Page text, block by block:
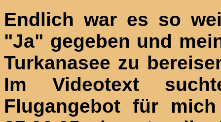
Endlich war es so
"Ja" gegeben und
Turkanasee zu
Im Videotext
Flugangebot für